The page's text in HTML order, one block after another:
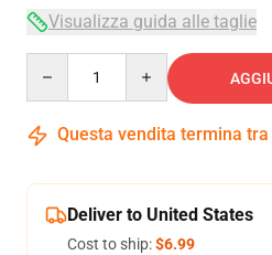
Visualizza guida alle taglie
Questa vendita termina tra
Deliver to United States
Cost to ship:$6.99